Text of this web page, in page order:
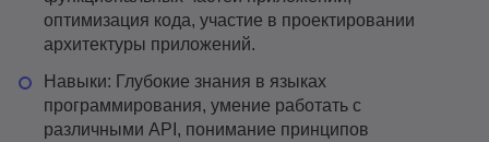
оптимизация кода, участие в проектировании
архитектуры приложений.
Навыки: Глубокие знания в языках
программирования, умение работать с
различными API, понимание принципов